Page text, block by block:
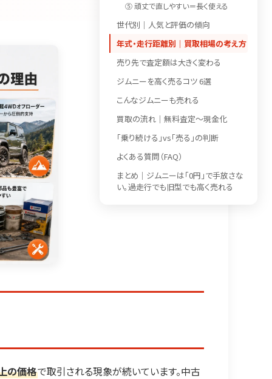
の価格で取引される現象が続いています。中古
⑤ 頑丈で直しやすい＝長く使える
世代別｜人気と評価の傾向
年式・走行距離別｜買取相場の考え方
売り先で査定額は大きく変わる
ジムニーを高く売るコツ 6選
こんなジムニーも売れる
買取の流れ｜無料査定〜現金化
「乗り続ける」vs「売る」の判断
よくある質問（FAQ）
まとめ｜ジムニーは「0円」で手放さな
い。過走行でも旧型でも高く売れる